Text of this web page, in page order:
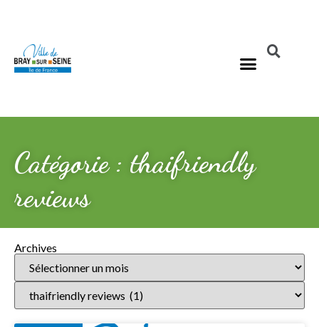
Catégorie : thaifriendly
reviews
Archives